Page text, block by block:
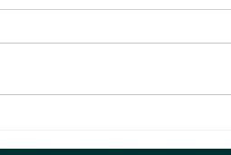
hat fleissig die